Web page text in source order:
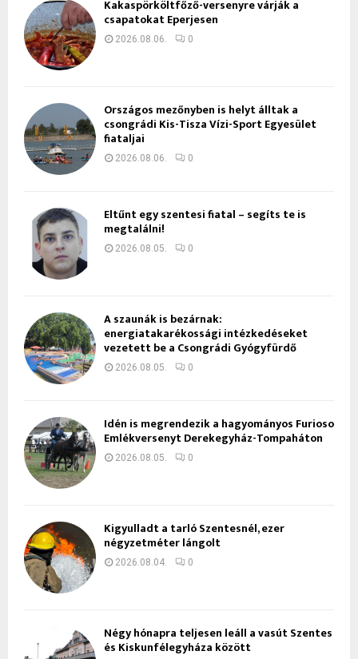
Kakaspörköltfőző-versenyre várják a
csapatokat Eperjesen
2026.08.06. 0
Országos mezőnyben is helyt álltak a
csongrádi Kis-Tisza Vízi-Sport Egyesület
fiataljai
2026.08.06. 0
Eltűnt egy szentesi fiatal – segíts te is
megtalálni!
2026.08.05. 0
A szaunák is bezárnak:
energiatakarékossági intézkedéseket
vezetett be a Csongrádi Gyógyfürdő
2026.08.05. 0
Idén is megrendezik a hagyományos Furioso
Emlékversenyt Derekegyház-Tompaháton
2026.08.05. 0
Kigyulladt a tarló Szentesnél, ezer
négyzetméter lángolt
2026.08.04. 0
Négy hónapra teljesen leáll a vasút Szentes
és Kiskunfélegyháza között